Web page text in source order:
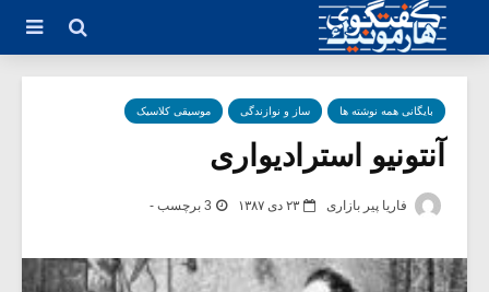
بایگانی همه نوشته ها ساز و نوازندگی موسیقی کلاسیک
آنتونیو استرادیواری
فاریا پیر بازاری ۲۳ دی ۱۳۸۷ 3 برچسب -